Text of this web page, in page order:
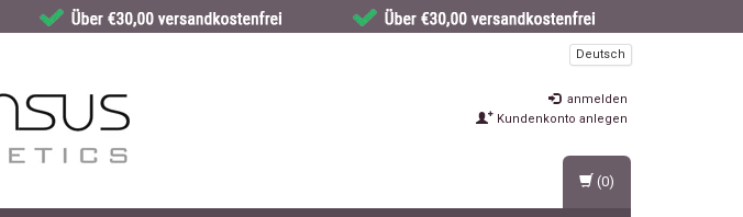
Deutsch
anmelden
Kundenkonto anlegen
(0)